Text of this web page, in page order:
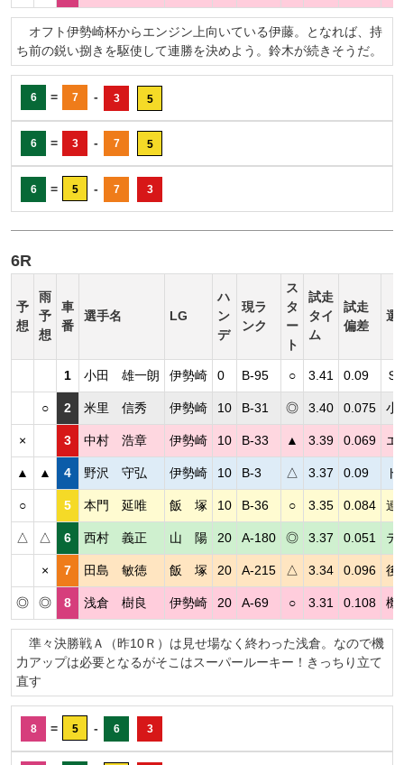
オフト伊勢崎杯からエンジン上向いている伊藤。となれば、持
ち前の鋭い捌きを駆使して連勝を決めよう。鈴木が続きそうだ。
6 = 7 - 3 5
6 = 3 - 7 5
6 = 5 - 7 3
6R
予
想
雨
予
想
車
番
選手名 LG
ハ
ン
デ
現ラ
ンク
ス
タ
ー
ト
試走
タイ
ム
試走
偏差
選
1 小田 雄一朗 伊勢崎 0 B-95 ○ 3.41 0.09 Ｓ
○ 2 米里 信秀 伊勢崎 10 B-31 ◎ 3.40 0.075 小
× 3 中村 浩章 伊勢崎 10 B-33 ▲ 3.39 0.069 エ
▲ ▲ 4 野沢 守弘 伊勢崎 10 B-3 △ 3.37 0.09
○ 5 本門 延唯 飯 塚 10 B-36 ○ 3.35 0.084 連
△ △ 6 西村 義正 山 陽 20 A-180 ◎ 3.37 0.051 テ
× 7 田島 敏徳 飯 塚 20 A-215 △ 3.34 0.096 後
◎ ◎ 8 浅倉 樹良 伊勢崎 20 A-69 ○ 3.31 0.108 機
準々決勝戦Ａ（昨10Ｒ）は見せ場なく終わった浅倉。なので機
力アップは必要となるがそこはスーパールーキー！きっちり立て
直す
8 = 5 - 6 3